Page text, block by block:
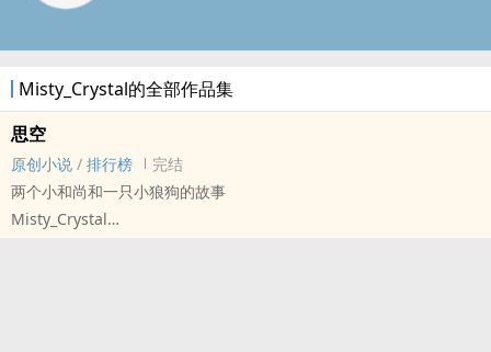
Misty_Crystal的全部作品集
思空
原创小说 / 排行榜
完结
两个小和尚和一只小狼狗的故事
Misty_Crystal